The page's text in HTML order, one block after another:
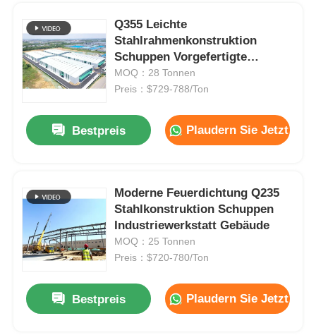
Q355 Leichte
Stahlrahmenkonstruktion
Schuppen Vorgefertigte
Metallgebäude
MOQ：28 Tonnen
Preis：$729-788/Ton
Bestpreis Plaudern Sie Jetzt
Moderne Feuerdichtung Q235
Stahlkonstruktion Schuppen
Industriewerkstatt Gebäude
MOQ：25 Tonnen
Preis：$720-780/Ton
Bestpreis Plaudern Sie Jetzt